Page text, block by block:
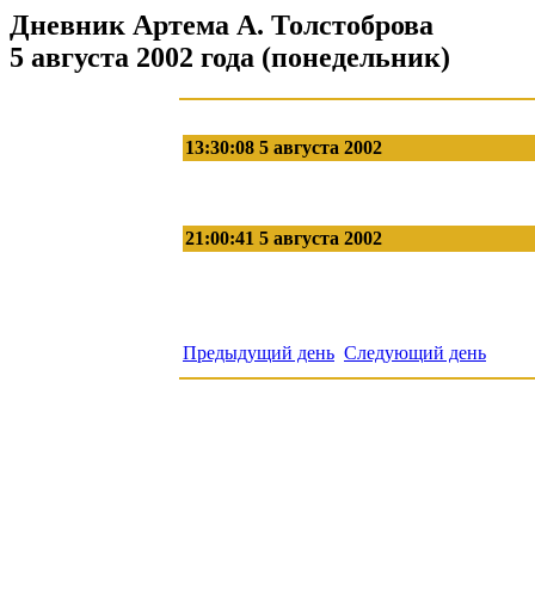
Дневник Артема А. Толстоброва
5 августа 2002 года (понедельник)
13:30:08 5 августа 2002
21:00:41 5 августа 2002
Предыдущий день Следующий день